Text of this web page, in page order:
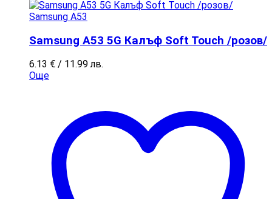
Samsung A53
Samsung A53 5G Калъф Soft Touch /розов/
6.13 € / 11.99 лв.
Още